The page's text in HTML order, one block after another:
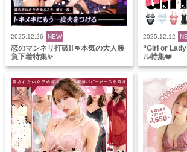
2025.12.26 NEW
恋のマンネリ打破!!👊本気の大人勝
負下着特集✨
2025.12.12
“Girl or
ル特集❤️